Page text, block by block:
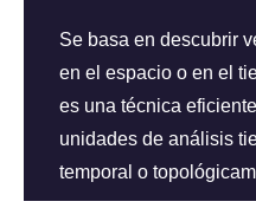
Se basa en descubrir
en el espacio o en el
es una técnica
unidades de análisis
temporal o